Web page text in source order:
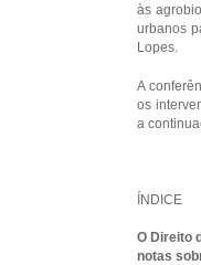
às
urbanos
Lopes.
A
os
a
ÍNDICE
O Direito
notas